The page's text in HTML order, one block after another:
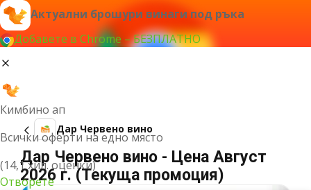
Актуални брошури винаги под ръка
Добавете в Chrome – БЕЗПЛАТНО
Кимбино ап
Всички оферти на едно място
(14,1 хил. оценки)
Отворете
Дар Червено вино
Дар Червено вино - Цена Август
2026 г. (Текуща промоция)